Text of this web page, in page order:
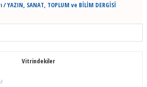
/ YAZIN, SANAT, TOPLUM ve BİLİM DERGİSİ
Vitrindekiler